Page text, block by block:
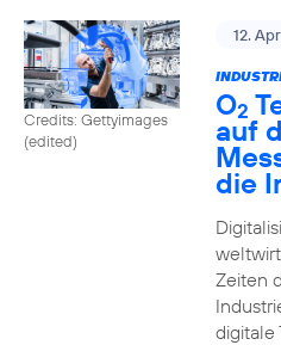
Credits: Gettyimages
(edited)
12.
O2
auf
die
Zeiten
digitale